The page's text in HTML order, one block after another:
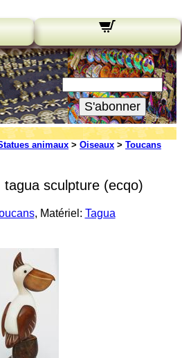
Nos bulletins:
Votre Email:
S'abonner
animaux > Oiseaux > Toucans
tagua sculpture (ecqo)
, Matériel: Tagua